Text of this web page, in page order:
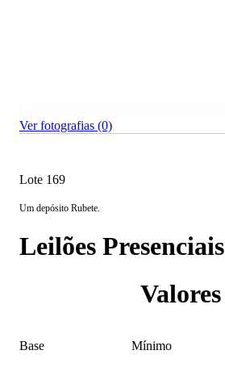
Ver fotografias (0)
Lote 169
Um depósito Rubete.
Leilões Presenciais
Valores
Base Mínimo